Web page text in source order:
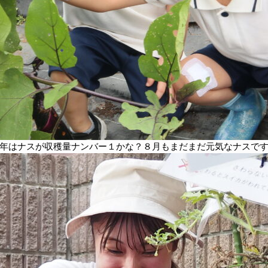
はナスが収穫量ナンバー１かな？８月もまだまだ元気なナスで